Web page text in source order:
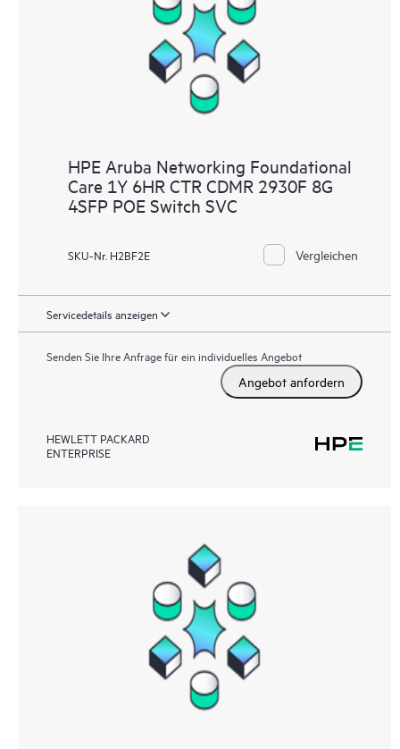
HPE Aruba Networking Foundational
Care 1Y 6HR CTR CDMR 2930F 8G
4SFP POE Switch SVC
SKU-Nr. H2BF2E Vergleichen
Servicedetails anzeigen
Senden Sie Ihre Anfrage für ein individuelles Angebot
Angebot anfordern
HEWLETT PACKARD
ENTERPRISE